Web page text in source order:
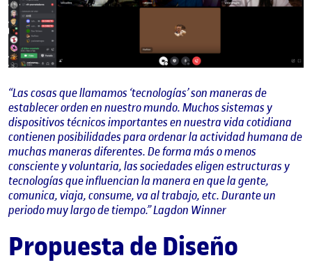
“Las cosas que llamamos ‘tecnologías’ son maneras de
establecer orden en nuestro mundo. Muchos sistemas y
dispositivos técnicos importantes en nuestra vida cotidiana
contienen posibilidades para ordenar la actividad humana de
muchas maneras diferentes. De forma más o menos
consciente y voluntaria, las sociedades eligen estructuras y
tecnologías que influencian la manera en que la gente,
comunica, viaja, consume, va al trabajo, etc. Durante un
periodo muy largo de tiempo.” Lagdon Winner
Propuesta de Diseño